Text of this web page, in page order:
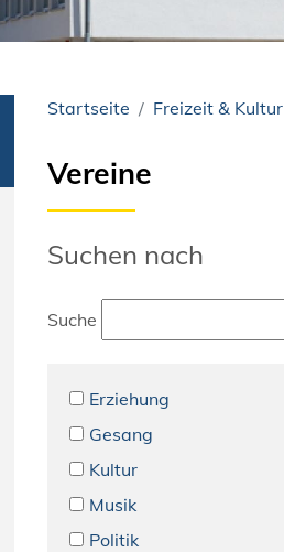
Startseite Freizeit & Kultur
Vereine
Suchen nach
Suche
Erziehung
Gesang
Kultur
Musik
Politik